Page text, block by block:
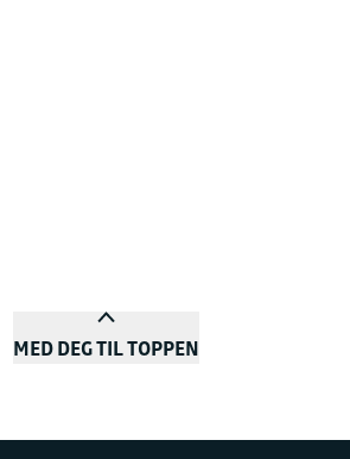
MED DEG TIL TOPPEN